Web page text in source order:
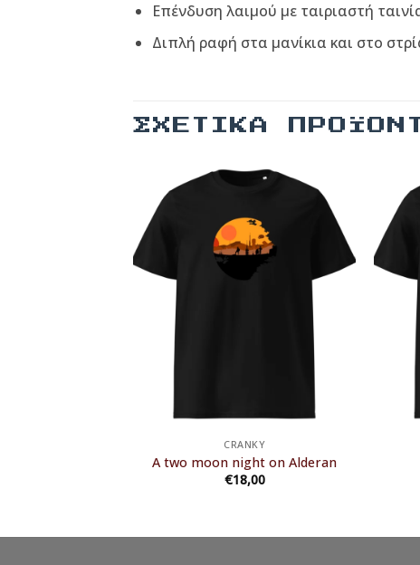
Επένδυση λαιμού με ταιριαστή
Διπλή ραφή στα μανίκια και στο
ΣΧΕΤΙΚΆ
CRANKY
A two moon night on Alderan
€18,00